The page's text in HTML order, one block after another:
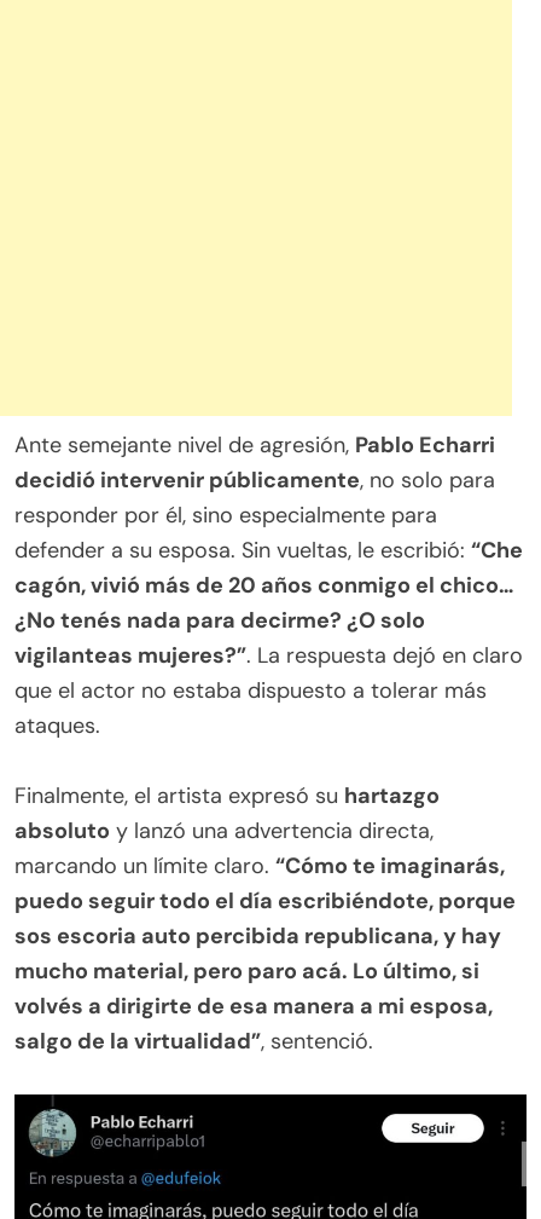
Ante semejante nivel de agresión, Pablo Echarri
decidió intervenir públicamente, no solo para
responder por él, sino especialmente para
defender a su esposa. Sin vueltas, le escribió: “Che
cagón, vivió más de 20 años conmigo el chico…
¿No tenés nada para decirme? ¿O solo
vigilanteas mujeres?”. La respuesta dejó en claro
que el actor no estaba dispuesto a tolerar más
ataques.
Finalmente, el artista expresó su hartazgo
absoluto y lanzó una advertencia directa,
marcando un límite claro. “Cómo te imaginarás,
puedo seguir todo el día escribiéndote, porque
sos escoria auto percibida republicana, y hay
mucho material, pero paro acá. Lo último, si
volvés a dirigirte de esa manera a mi esposa,
salgo de la virtualidad”, sentenció.